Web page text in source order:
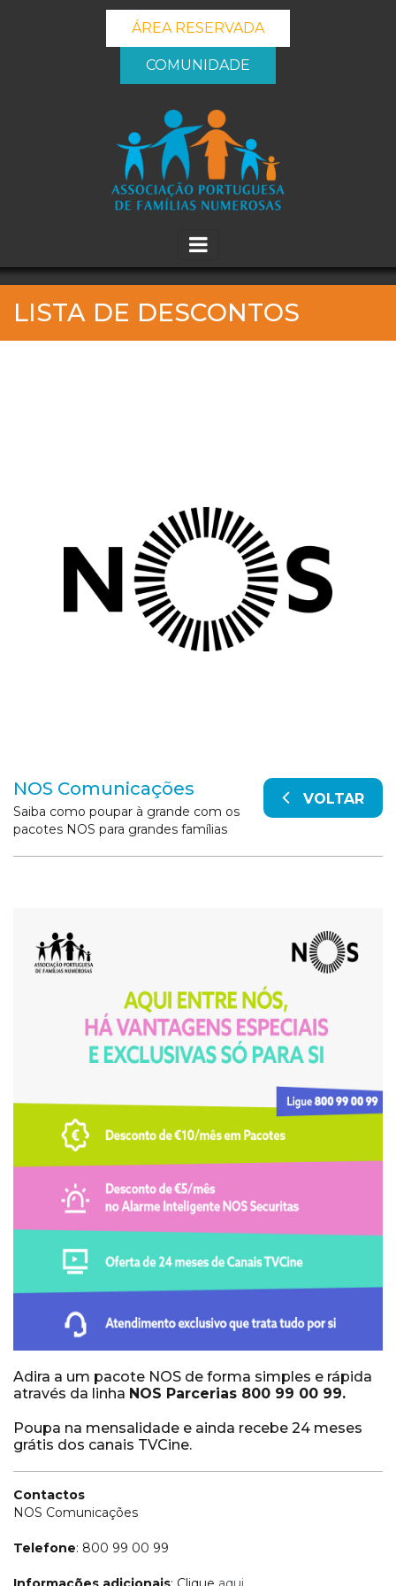
ÁREA RESERVADA
COMUNIDADE
_banner_me_
LISTA DE DESCONTOS
NOS Comunicações VOLTAR
Saiba como poupar à grande com os
pacotes NOS para grandes famílias
Adira a um pacote NOS de forma simples e rápida
através da linha NOS Parcerias 800 99 00 99.
Poupa na mensalidade e ainda recebe 24 meses
grátis dos canais TVCine.
Contactos
NOS Comunicações
Telefone: 800 99 00 99